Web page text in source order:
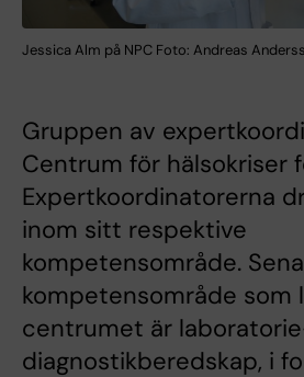
Jessica Alm på NPC Foto: Andreas
Gruppen av
Centrum för hälsokriser
Expertkoordinatorerna
inom sitt respektive
kompetensområde.
kompetensområde som
centrumet är
diagnostikberedskap, i